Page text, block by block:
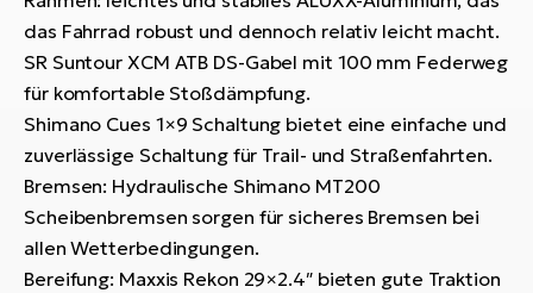
das Fahrrad robust und dennoch relativ leicht macht.
SR Suntour XCM ATB DS-Gabel mit 100 mm Federweg
für komfortable Stoßdämpfung.
Shimano Cues 1×9 Schaltung bietet eine einfache und
zuverlässige Schaltung für Trail- und Straßenfahrten.
Bremsen: Hydraulische Shimano MT200
Scheibenbremsen sorgen für sicheres Bremsen bei
allen Wetterbedingungen.
Bereifung: Maxxis Rekon 29×2.4″ bieten gute Traktion